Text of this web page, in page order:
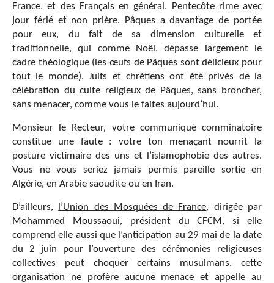
France, et des Français en général, Pentecôte rime avec
jour férié et non prière. Pâques a davantage de portée
pour eux, du fait de sa dimension culturelle et
traditionnelle, qui comme Noël, dépasse largement le
cadre théologique (les œufs de Pâques sont délicieux pour
tout le monde). Juifs et chrétiens ont été privés de la
célébration du culte religieux de Pâques, sans broncher,
sans menacer, comme vous le faites aujourd’hui.
Monsieur le Recteur, votre communiqué comminatoire
constitue une faute : votre ton menaçant nourrit la
posture victimaire des uns et l’islamophobie des autres.
Vous ne vous seriez jamais permis pareille sortie en
Algérie, en Arabie saoudite ou en Iran.
D’ailleurs, l’Union des Mosquées de France, dirigée par
Mohammed Moussaoui, président du CFCM, si elle
comprend elle aussi que l’anticipation au 29 mai de la date
du 2 juin pour l’ouverture des cérémonies religieuses
collectives peut choquer certains musulmans, cette
organisation ne profère aucune menace et appelle au